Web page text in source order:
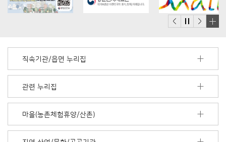
더
기
직속기관/읍면 누리집
관련 누리집
마을(농촌체험휴양/산촌)